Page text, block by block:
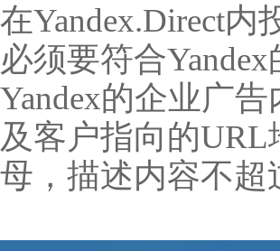
在Yandex.Direct
必须要符合
Yandex的企业广
及客户指向的
母，描述内容不超